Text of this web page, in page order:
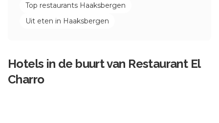
Top restaurants Haaksbergen
Uit eten in Haaksbergen
Hotels in de buurt van Restaurant El
Charro